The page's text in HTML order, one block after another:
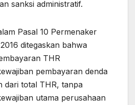
sanksi administratif.
Pasal 10 Permenaker
ditegaskan bahwa
THR
pembayaran denda
dari total THR, tanpa
utama perusahaan